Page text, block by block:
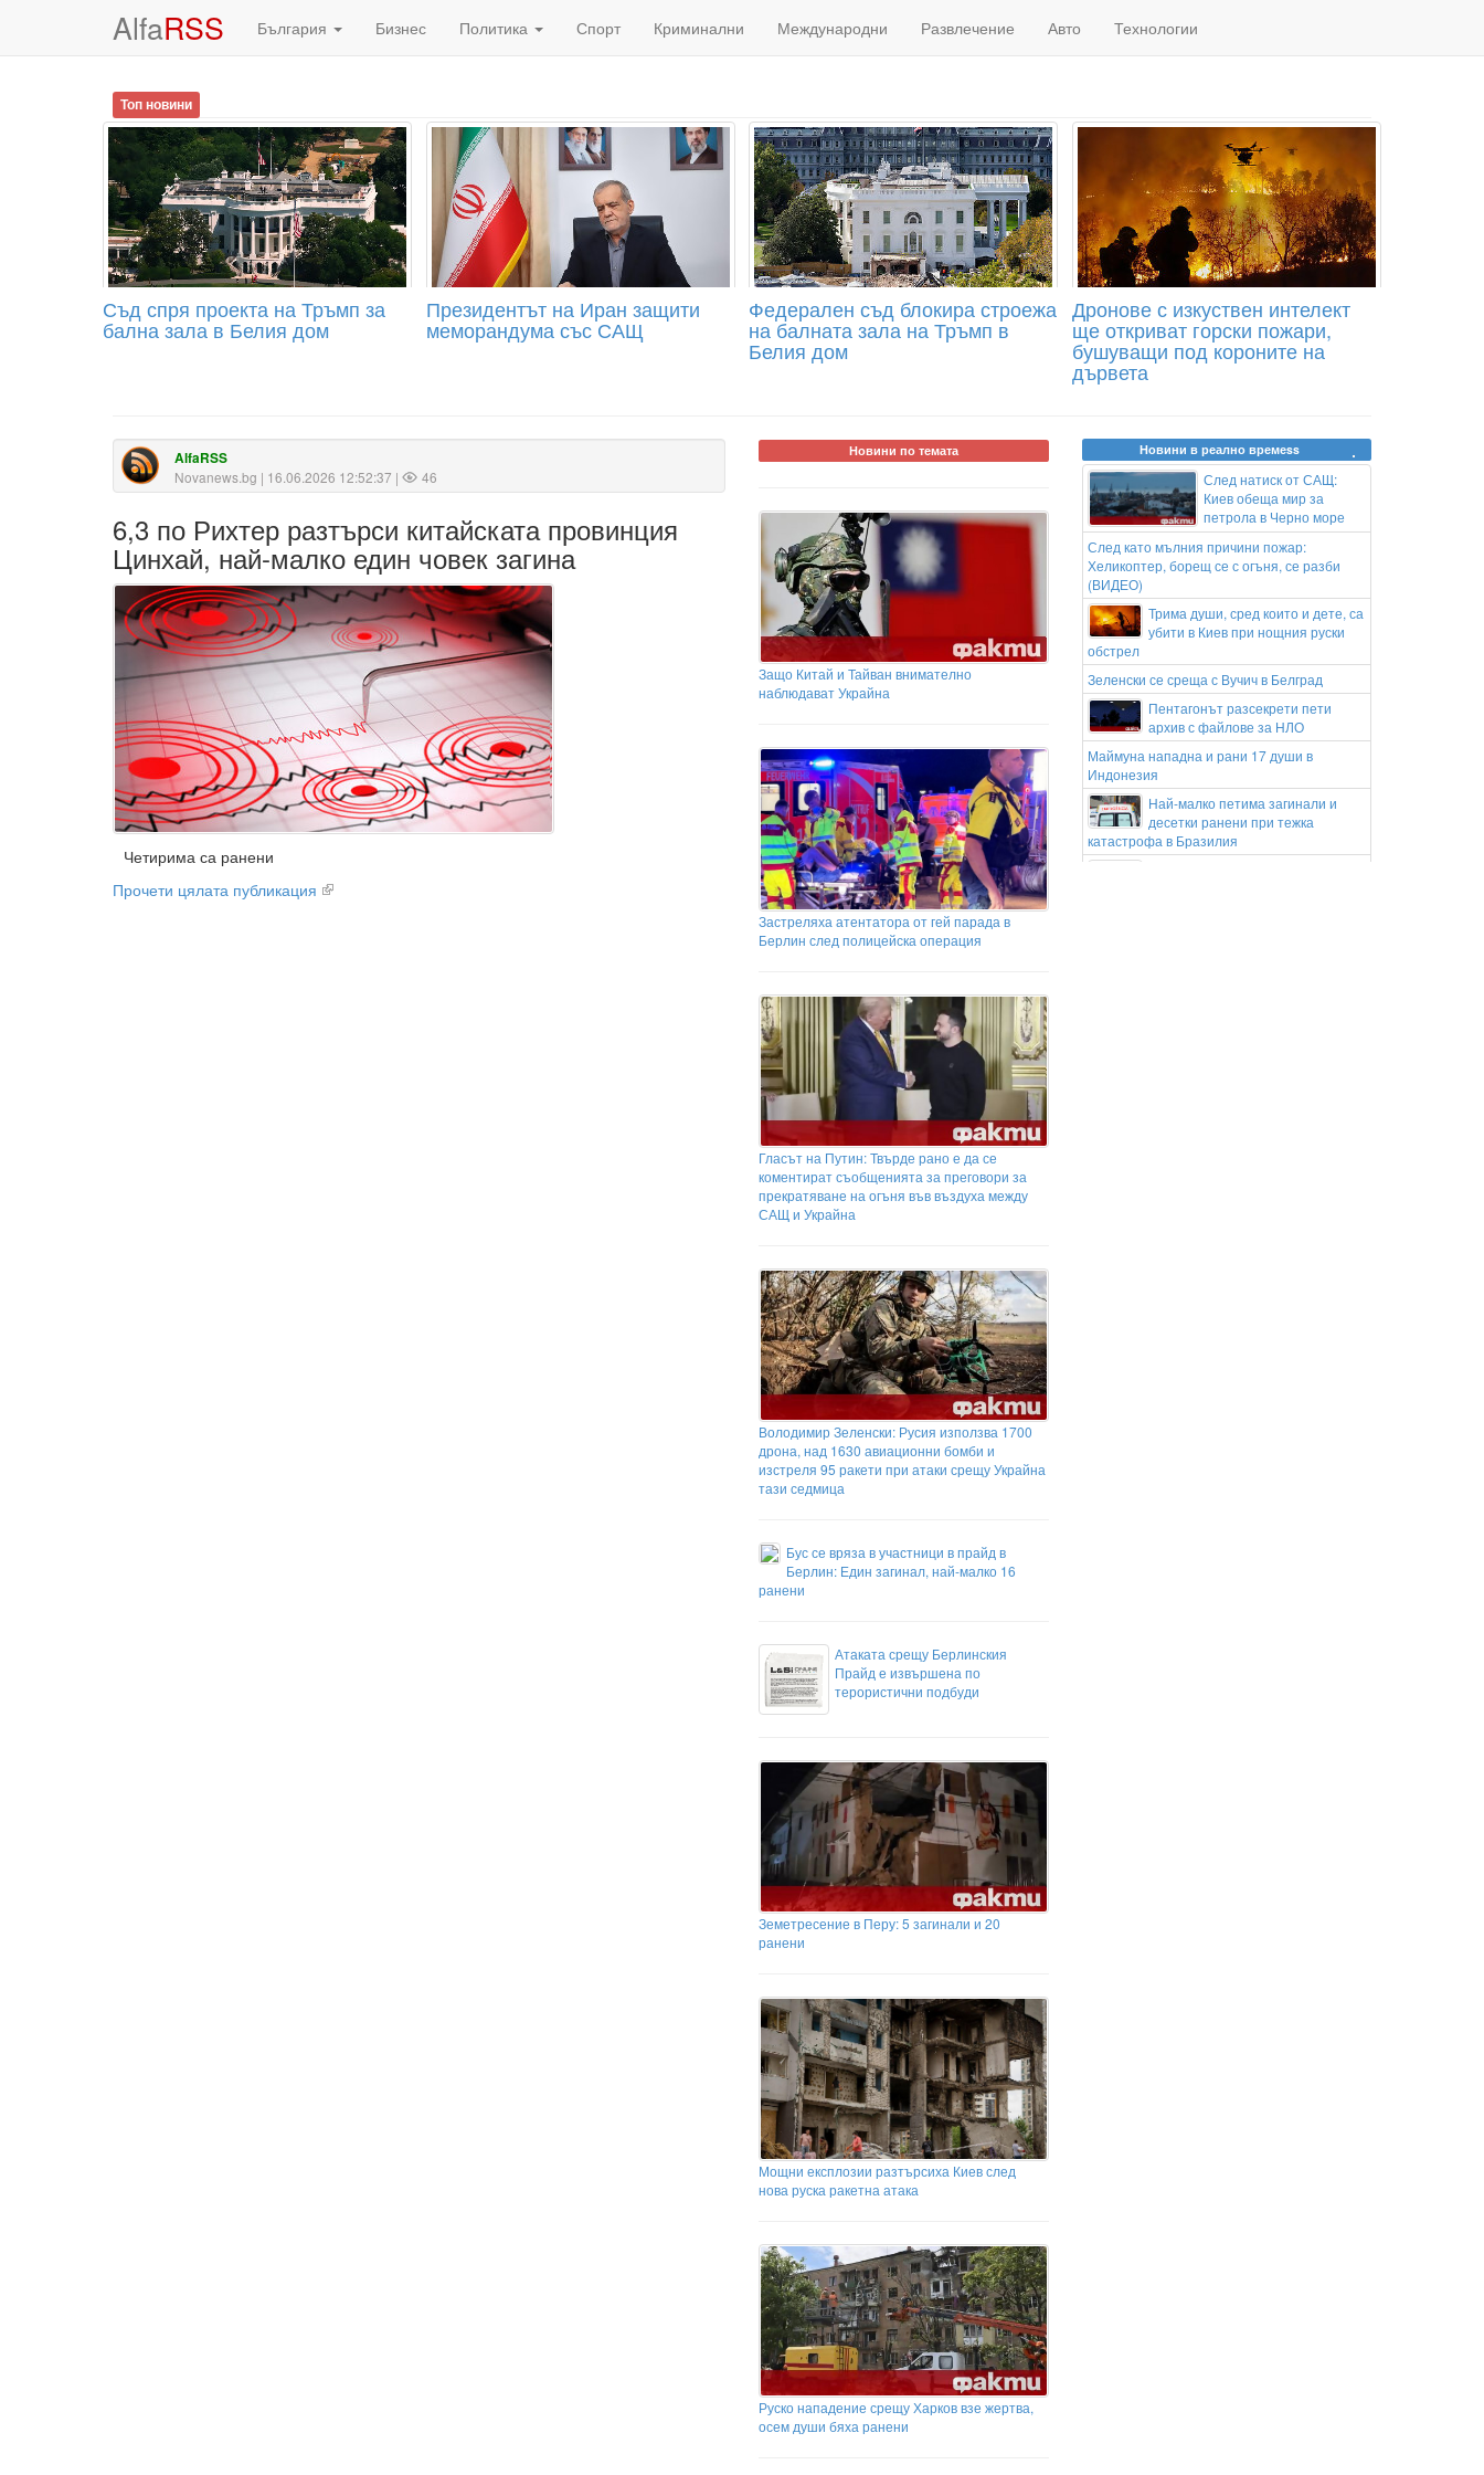
AlfaRSS България Бизнес Политика Спорт Криминални Международни Развлечение Авто Технологии
Топ новини
Съд спря проекта на Тръмп за
бална зала в Белия дом
Президентът на Иран защити
меморандума със САЩ
Федерален съд блокира строежа
на балната зала на Тръмп в
Белия дом
Дронове с изкуствен интелект
ще откриват горски пожари,
бушуващи под короните на
дървета
AlfaRSS
Novanews.bg | 16.06.2026 12:52:37 | 46
6,3 по Рихтер разтърси китайската провинция
Цинхай, най-малко един човек загина
Четирима са ранени
Прочети цялата публикация
Новини по темата
Защо Китай и Тайван внимателно
наблюдават Украйна
Застреляха атентатора от гей парада в
Берлин след полицейска операция
Гласът на Путин: Твърде рано е да се
коментират съобщенията за преговори за
прекратяване на огъня във въздуха между
САЩ и Украйна
Володимир Зеленски: Русия използва 1700
дрона, над 1630 авиационни бомби и
изстреля 95 ракети при атаки срещу Украйна
тази седмица
Бус се вряза в участници в прайд в
Берлин: Един загинал, най-малко 16
ранени
Атаката срещу Берлинския
Прайд е извършена по
терористични подбуди
Земетресение в Перу: 5 загинали и 20
ранени
Мощни експлозии разтърсиха Киев след
нова руска ракетна атака
Руско нападение срещу Харков взе жертва,
осем души бяха ранени
Новини в реално времеss
След натиск от САЩ:
Киев обеща мир за
петрола в Черно море
След като мълния причини пожар:
Хеликоптер, борещ се с огъня, се разби
(ВИДЕО)
Трима души, сред които и дете, са
убити в Киев при нощния руски
обстрел
Зеленски се среща с Вучич в Белград
Пентагонът разсекрети пети
архив с файлове за НЛО
Маймуна нападна и рани 17 души в
Индонезия
Най-малко петима загинали и
десетки ранени при тежка
катастрофа в Бразилия